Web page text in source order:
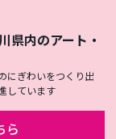
県内のアート・
にぎわいをつくり出
しています
ら